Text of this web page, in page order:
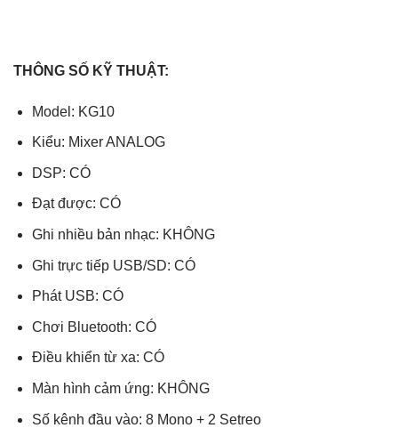
THÔNG SỐ KỸ THUẬT:
Model: KG10
Kiểu: Mixer ANALOG
DSP: CÓ
Đạt được: CÓ
Ghi nhiều bản nhạc: KHÔNG
Ghi trực tiếp USB/SD: CÓ
Phát USB: CÓ
Chơi Bluetooth: CÓ
Điều khiển từ xa: CÓ
Màn hình cảm ứng: KHÔNG
Số kênh đầu vào: 8 Mono + 2 Setreo